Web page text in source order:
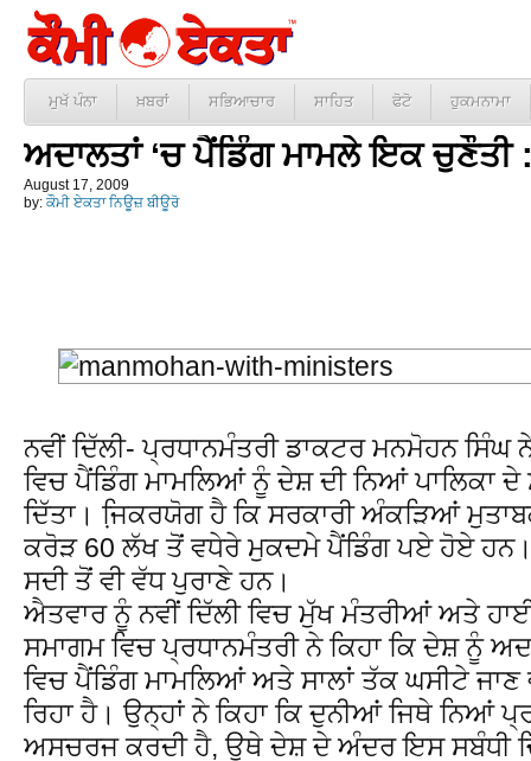
ਮੁਖੱ ਪੰਨਾ ਖ਼ਬਰਾਂ ਸਭਿਆਚਾਰ ਸਾਹਿਤ ਫੋਟੋ ਹੁਕਮਨਾਮਾ
ਅਦਾਲਤਾਂ ‘ਚ ਪੈਂਡਿੰਗ ਮਾਮਲੇ ਇਕ ਚੁਣੌਤੀ
August 17, 2009
by: ਕੌਮੀ ਏਕਤਾ ਨਿਊਜ਼ ਬੀਊਰੋ
ਨਵੀਂ ਦਿੱਲੀ- ਪ੍ਰਧਾਨਮੰਤਰੀ ਡਾਕਟਰ ਮਨਮੋਹਨ ਸਿੰਘ
ਵਿਚ ਪੈਂਡਿੰਗ ਮਾਮਲਿਆਂ ਨੂੰ ਦੇਸ਼ ਦੀ ਨਿਆਂ ਪਾਲਿਕਾ
ਦਿੱਤਾ। ਜਿ਼ਕਰਯੋਗ ਹੈ ਕਿ ਸਰਕਾਰੀ ਅੰਕੜਿਆਂ
ਕਰੋੜ 60 ਲੱਖ ਤੋਂ ਵਧੇਰੇ ਮੁਕਦਮੇ ਪੈਂਡਿੰਗ ਪਏ ਹੋਏ
ਸਦੀ ਤੋਂ ਵੀ ਵੱਧ ਪੁਰਾਣੇ ਹਨ।
ਐਤਵਾਰ ਨੂੰ ਨਵੀਂ ਦਿੱਲੀ ਵਿਚ ਮੁੱਖ ਮੰਤਰੀਆਂ ਅਤੇ
ਸਮਾਗਮ ਵਿਚ ਪ੍ਰਧਾਨਮੰਤਰੀ ਨੇ ਕਿਹਾ ਕਿ ਦੇਸ਼ ਨੂੰ
ਵਿਚ ਪੈਂਡਿੰਗ ਮਾਮਲਿਆਂ ਅਤੇ ਸਾਲਾਂ ਤੱਕ ਘਸੀਟੇ ਜਾਣ
ਰਿਹਾ ਹੈ। ਉਨ੍ਹਾਂ ਨੇ ਕਿਹਾ ਕਿ ਦੁਨੀਆਂ ਜਿਥੇ ਨਿਆਂ
ਅਸਚਰਜ ਕਰਦੀ ਹੈ, ਉਥੇ ਦੇਸ਼ ਦੇ ਅੰਦਰ ਇਸ ਸਬੰਧੀ